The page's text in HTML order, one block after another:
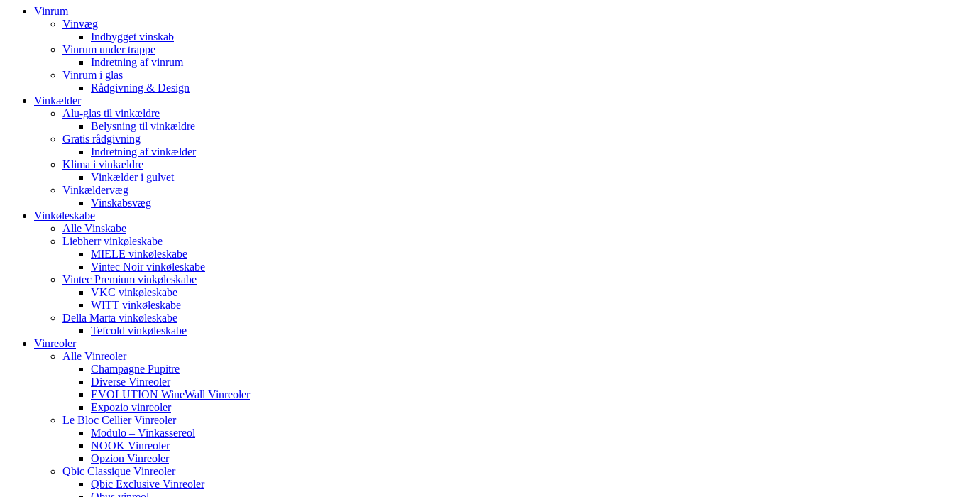
Vinrum
Vinvæg
Indbygget vinskab
Vinrum under trappe
Indretning af vinrum
Vinrum i glas
Rådgivning & Design
Vinkælder
Alu-glas til vinkældre
Belysning til vinkældre
Gratis rådgivning
Indretning af vinkælder
Klima i vinkældre
Vinkælder i gulvet
Vinkældervæg
Vinskabsvæg
Vinkøleskabe
Alle Vinskabe
Liebherr vinkøleskabe
MIELE vinkøleskabe
Vintec Noir vinkøleskabe
Vintec Premium vinkøleskabe
VKC vinkøleskabe
WITT vinkøleskabe
Della Marta vinkøleskabe
Tefcold vinkøleskabe
Vinreoler
Alle Vinreoler
Champagne Pupitre
Diverse Vinreoler
EVOLUTION WineWall Vinreoler
Expozio vinreoler
Le Bloc Cellier Vinreoler
Modulo – Vinkassereol
NOOK Vinreoler
Opzion Vinreoler
Qbic Classique Vinreoler
Qbic Exclusive Vinreoler